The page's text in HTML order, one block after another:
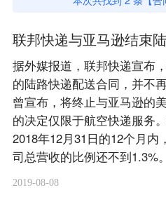
联邦快递与亚马逊结束
据外媒报道，联邦快递宣布
的陆路快递配送合同，并不
曾宣布，将终止与亚马逊的
的决定仅限于航空快递服务
2018年12月31日的12个月内
司总营收的比例还不到1.3%
2019-08-08